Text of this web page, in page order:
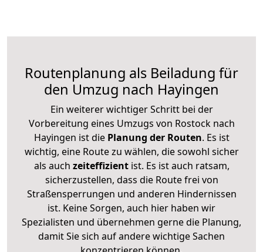
Routenplanung als Beiladung für
den Umzug nach Hayingen
Ein weiterer wichtiger Schritt bei der
Vorbereitung eines Umzugs von Rostock nach
Hayingen ist diePlanung der Routen. Es ist
wichtig, eine Route zu wählen, die sowohl sicher
als auch zeiteffizientist. Es ist auch ratsam,
sicherzustellen, dass die Route frei von
Straßensperrungen und anderen Hindernissen
ist. Keine Sorgen, auch hier haben wir
Spezialisten und übernehmen gerne die Planung,
damit Sie sich auf andere wichtige Sachen